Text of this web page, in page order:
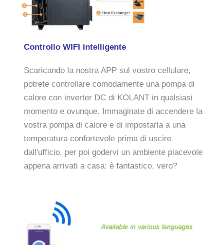
Controllo WIFI intelligente
Scaricando la nostra APP sul vostro cellulare,
potrete controllare comodamente una pompa di
calore con inverter DC di KOLANT in qualsiasi
momento e ovunque. Immaginate di accendere la
vostra pompa di calore e di impostarla a una
temperatura confortevole prima di uscire
dall'ufficio, per poi godervi un ambiente piacevole
appena arrivati a casa: è fantastico, vero?